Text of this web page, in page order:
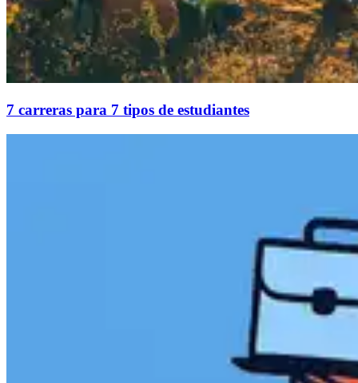
7 carreras para 7 tipos de estudiantes